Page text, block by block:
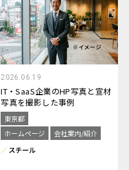
2026.06.19
IT・SaaS企業のHP写真と宣材
写真を撮影した事例
東京都
ホームページ
会社案内/紹介
スチール